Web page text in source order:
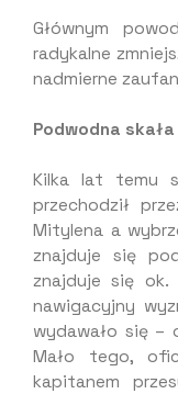
Głównym
radykalne
nadmierne
Podwodna
Kilka lat temu
przechodził
Mitylena a
znajduje się
znajduje się
nawigacyjny
wydawało się –
Mało tego,
kapitanem